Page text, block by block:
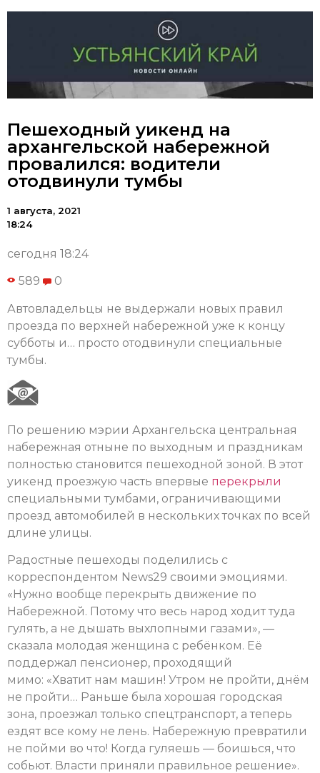
Пешеходный уикенд на
архангельской набережной
провалился: водители
отодвинули тумбы
1 августа, 2021
18:24
сегодня 18:24
589 0
Автовладельцы не выдержали новых правил
проезда по верхней набережной уже к концу
субботы и… просто отодвинули специальные
тумбы.
По решению мэрии Архангельска центральная
набережная отныне по выходным и праздникам
полностью становится пешеходной зоной. В этот
уикенд проезжую часть впервые перекрыли
специальными тумбами, ограничивающими
проезд автомобилей в нескольких точках по всей
длине улицы.
Радостные пешеходы поделились с
корреспондентом News29 своими эмоциями.
«Нужно вообще перекрыть движение по
Набережной. Потому что весь народ ходит туда
гулять, а не дышать выхлопными газами», —
сказала молодая женщина с ребёнком. Её
поддержал пенсионер, проходящий
мимо: «Хватит нам машин! Утром не пройти, днём
не пройти… Раньше была хорошая городская
зона, проезжал только спецтранспорт, а теперь
ездят все кому не лень. Набережную превратили
не пойми во что! Когда гуляешь — боишься, что
собьют. Власти приняли правильное решение».